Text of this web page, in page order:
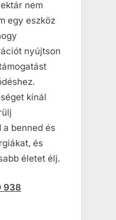
nem
egy eszköz
nyújtson
kínál
a benned és
és
életet élj.
938